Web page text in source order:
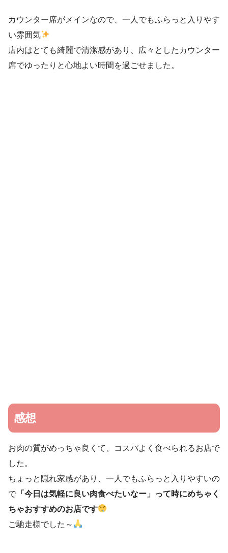
カウンター席がメインなので、一人でもふらっと入りやす
い雰囲気
店内はとても綺麗で清潔感があり、広々としたカウンター
席でゆったりと心地よい時間を過ごせました。
感想
お肉の質がめっちゃ良くて、コスパよく食べられるお店で
した。
ちょっと隠れ家感があり、一人でもふらっと入りやすいの
で 「今日は気軽に良い肉食べたいなー」って時にめちゃく
ちゃおすすめのお店です
ご馳走様でした～